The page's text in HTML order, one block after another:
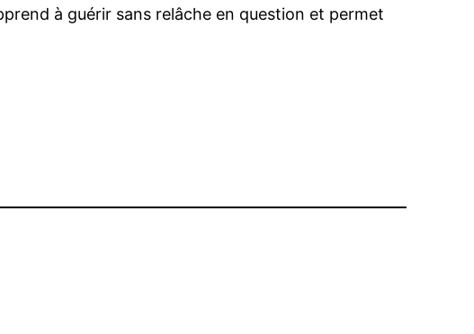
à guérir sans relâche en question et permet